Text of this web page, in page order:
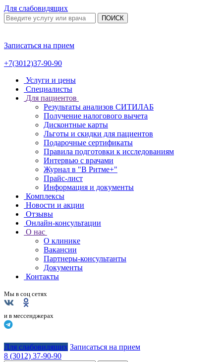
Для слабовидящих
ПОИСК
Записаться на прием
+7(3012)37-90-90
Услуги и цены
Специалисты
Для пациентов
Результаты анализов СИТИЛАБ
Получение налогового вычета
Дисконтные карты
Льготы и скидки для пациентов
Подарочные сертификаты
Правила подготовки к исследованиям
Интервью с врачами
Журнал в "В Ритме+"
Прайс-лист
Информация и документы
Комплексы
Новости и акции
Отзывы
Онлайн-консультации
О нас
О клинике
Вакансии
Партнеры-консультанты
Документы
Контакты
Мы в соц сетях
и в мессенджерах
Для слабовидящих Записаться на прием
8 (3012) 37-90-90